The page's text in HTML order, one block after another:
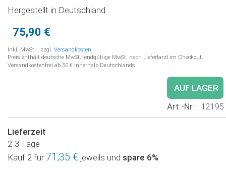
Hergestellt in Deutschland
75,90 €
Inkl. MwSt. , zzgl. Versandkosten
Preis enthält deutsche MwSt.; endgültige MwSt. nach Lieferland im Checkout.
Versandkostenfrei ab 50 € innerhalb Deutschlands.
AUF LAGER
Art.-Nr.
12195
Lieferzeit
2-3 Tage
Kauf 2 für 71,35 € jeweils und spare 6%